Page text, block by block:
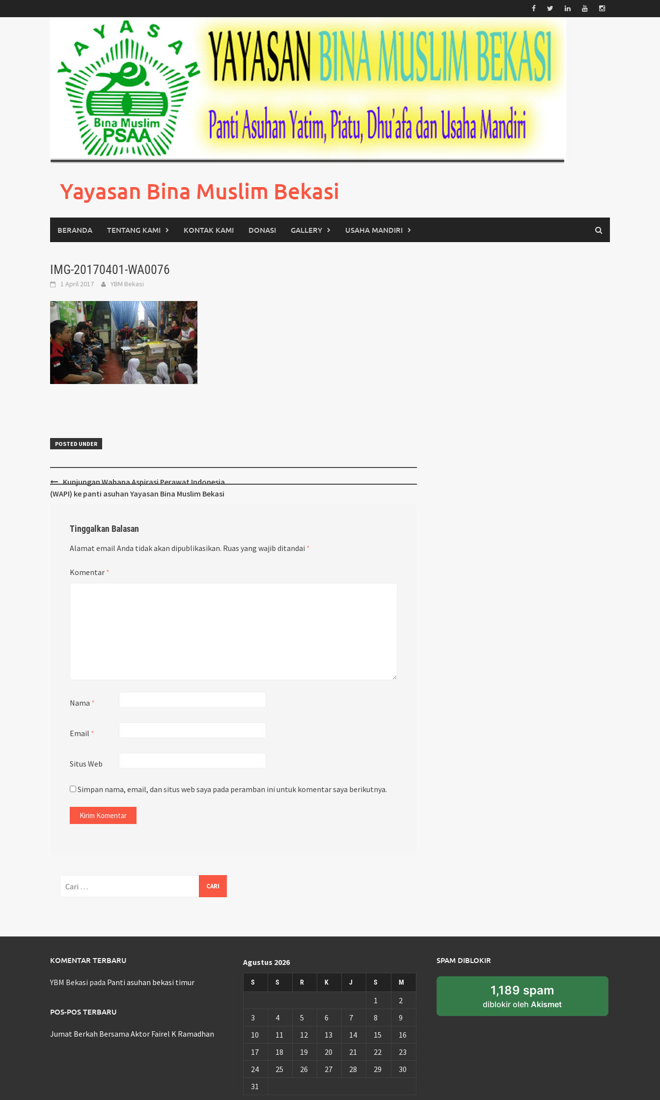
to
Yayasan Bina Muslim Bekasi
BERANDA TENTANG KAMI KONTAK KAMI DONASI GALLERY USAHA MANDIRI
IMG-20170401-WA0076
1 April 2017 YBM Bekasi
POSTED UNDER
Post
navigation
Kunjungan Wahana Aspirasi Perawat Indonesia
(WAPI) ke panti asuhan Yayasan Bina Muslim Bekasi
Tinggalkan Balasan
Alamat email Anda tidak akan dipublikasikan. Ruas yang wajib ditandai *
Komentar *
Nama *
Email *
Situs Web
Simpan nama, email, dan situs web saya pada peramban ini untuk komentar saya berikutnya.
untuk:
KOMENTAR TERBARU
YBM Bekasi pada Panti asuhan bekasi timur
POS-POS TERBARU
Jumat Berkah Bersama Aktor Fairel K Ramadhan
Agustus 2026
S S R K J S M
1
2
3
4 5 6 7 8
9
10
11 12 13 14 15
16
17
18 19 20 21 22
23
24
25 26 27 28 29
30
31
SPAM DIBLOKIR
1,189 spam
diblokir olehAkismet